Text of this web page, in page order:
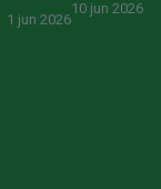
10 jun 2026
1 jun 2026